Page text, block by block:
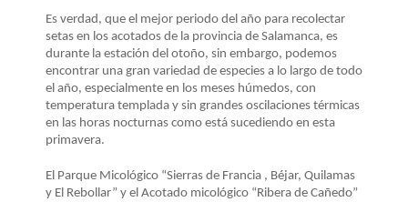
NAVEGACIÓN
Es verdad, que el mejor periodo del año para recolectar
setas en los acotados de la provincia de Salamanca, es
durante la estación del otoño, sin embargo, podemos
encontrar una gran variedad de especies a lo largo de todo
el año, especialmente en los meses húmedos, con
temperatura templada y sin grandes oscilaciones térmicas
en las horas nocturnas como está sucediendo en esta
primavera.
El Parque Micológico “Sierras de Francia , Béjar, Quilamas
y El Rebollar” y el Acotado micológico “Ribera de Cañedo”